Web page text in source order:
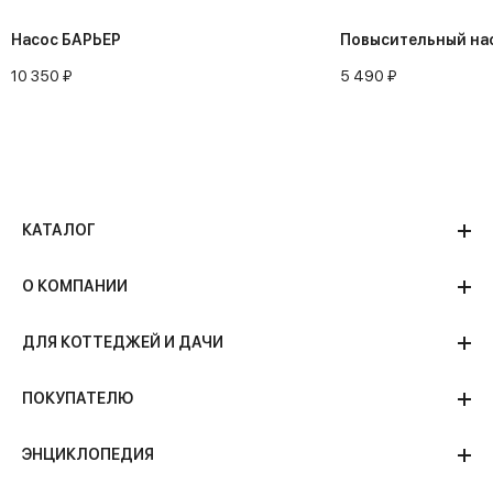
Насос БАРЬЕР
10 350 ₽
Повысительный
5 490 ₽
КАТАЛОГ
О КОМПАНИИ
ДЛЯ КОТТЕДЖЕЙ И ДАЧИ
ПОКУПАТЕЛЮ
ЭНЦИКЛОПЕДИЯ